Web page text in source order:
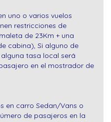
uno o varios vuelos
restricciones de
de 23Km + una
cabina), Si alguno de
tasa local será
en el mostrador de
en carro Sedan/Vans o
de pasajeros en la